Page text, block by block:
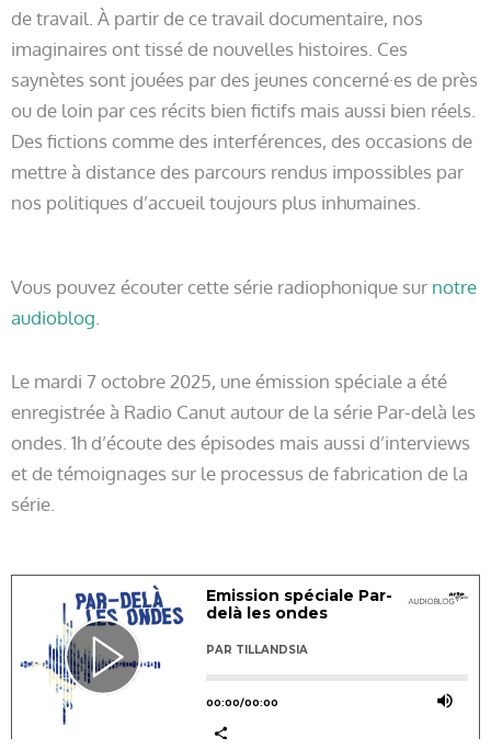
de travail. À partir de ce travail documentaire, nos
imaginaires ont tissé de nouvelles histoires. Ces
saynètes sont jouées par des jeunes concerné·es de près
ou de loin par ces récits bien fictifs mais aussi bien réels.
Des fictions comme des interférences, des occasions de
mettre à distance des parcours rendus impossibles par
nos politiques d’accueil toujours plus inhumaines.
Vous pouvez écouter cette série radiophonique sur notre
audioblog.
Le mardi 7 octobre 2025, une émission spéciale a été
enregistrée à Radio Canut autour de la série Par-delà les
ondes. 1h d’écoute des épisodes mais aussi d’interviews
et de témoignages sur le processus de fabrication de la
série.